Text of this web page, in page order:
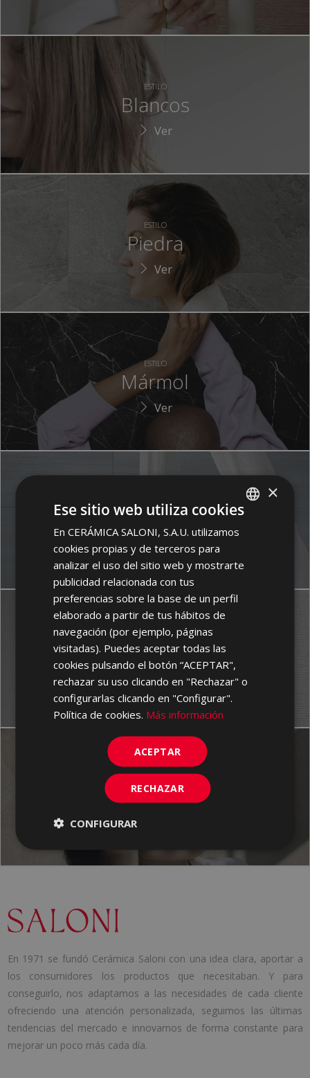
ESTILO
Blancos
Ver
ESTILO
Piedra
Ver
ESTILO
Mármol
Ver
ESTILO
Color
Ver
ESTILO
Textura
Ver
Pizarra
En 1971 se fundó Cerámica Saloni con una idea clara, aportar a
los consumidores los productos que necesitaban. Y para
conseguirlo, nos adaptamos a las necesidades de cada cliente
ofreciendo una atención personalizada, seguimos las últimas
tendencias del mercado e innovamos de forma constante para
mejorar un poco más cada día.
SPANISH
ENGLISH
GERMAN
×
Ese sitio web utiliza cookies
En CERÁMICA SALONI, S.A.U. utilizamos
cookies propias y de terceros para
analizar el uso del sitio web y mostrarte
publicidad relacionada con tus
preferencias sobre la base de un perfil
elaborado a partir de tus hábitos de
navegación (por ejemplo, páginas
visitadas). Puedes aceptar todas las
cookies pulsando el botón “ACEPTAR",
rechazar su uso clicando en "Rechazar" o
configurarlas clicando en "Configurar".
Política de cookies. Más información
ACEPTAR
RECHAZAR
CONFIGURAR